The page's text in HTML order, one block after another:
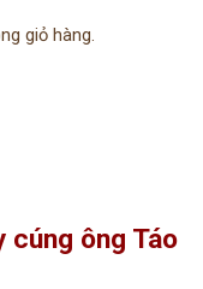
giỏ hàng.
cúng ông Táo